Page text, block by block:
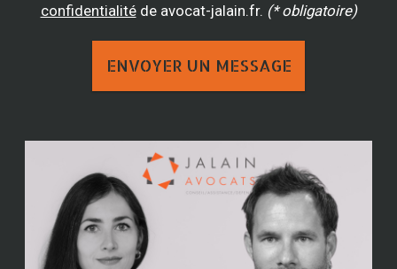
confidentialitéde avocat-jalain.fr. (* obligatoire)